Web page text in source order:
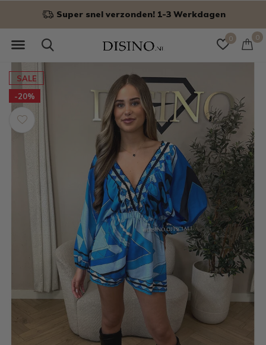
0 0
Niet goed? Geld terug!
SALE
-20%